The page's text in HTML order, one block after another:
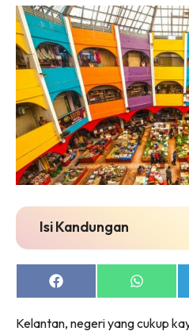
Isi Kandungan
Share
on
Share
on
Kelantan, negeri yang cukup